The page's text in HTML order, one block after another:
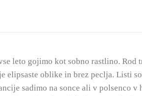
leto gojimo kot sobno rastlino. Rod
elipsaste oblike in brez peclja. Listi
sadimo na sonce ali v polsenco v